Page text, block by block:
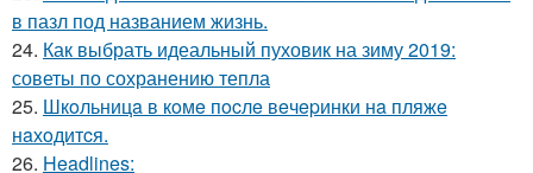
в пазл под названием жизнь.
24. Как выбрать идеальный пуховик на зиму 2019:
советы по сохранению тепла
25. Шкoльницa в кoмe пocлe вeчepинки нa пляжe
нaхoдитcя.
26. Headlines: